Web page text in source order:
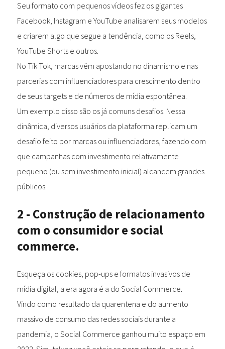
Seu formato com pequenos vídeos fez os gigantes
Facebook, Instagram e YouTube analisarem seus modelos
e criarem algo que segue a tendência, como os Reels,
YouTube Shorts e outros.
No Tik Tok, marcas vêm apostando no dinamismo e nas
parcerias com influenciadores para crescimento dentro
de seus targets e de números de mídia espontânea.
Um exemplo disso são os já comuns desafios. Nessa
dinâmica, diversos usuários da plataforma replicam um
desafio feito por marcas ou influenciadores, fazendo com
que campanhas com investimento relativamente
pequeno (ou sem investimento inicial) alcancem grandes
públicos.
2 - Construção de relacionamento
com o consumidor e social
commerce.
Esqueça os cookies, pop-ups e formatos invasivos de
mídia digital, a era agora é a do Social Commerce.
Vindo como resultado da quarentena e do aumento
massivo de consumo das redes sociais durante a
pandemia, o Social Commerce ganhou muito espaço em